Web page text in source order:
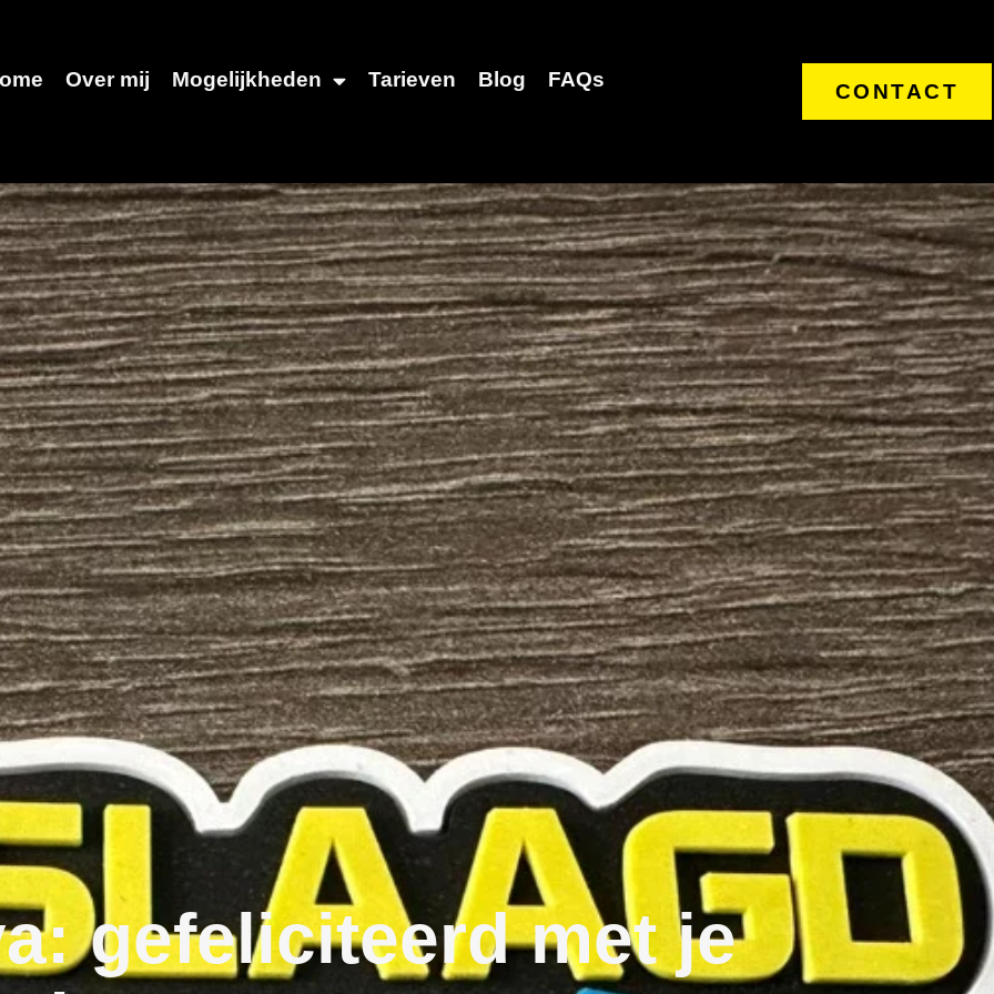
Over mij Mogelijkheden Tarieven Blog FAQs CONTACT
gefeliciteerd met je